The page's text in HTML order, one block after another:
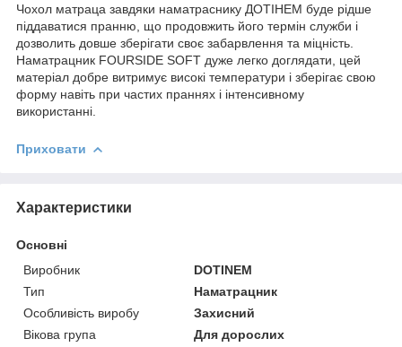
Чохол матраца завдяки наматраснику ДОТІНЕМ буде рідше
піддаватися пранню, що продовжить його термін служби і
дозволить довше зберігати своє забарвлення та міцність.
Наматрацник FOURSIDE SOFT дуже легко доглядати, цей
матеріал добре витримує високі температури і зберігає свою
форму навіть при частих праннях і інтенсивному
використанні.
Приховати
Характеристики
Основні
Виробник
DOTINEM
Тип
Наматрацник
Особливість виробу
Захисний
Вікова група
Для дорослих